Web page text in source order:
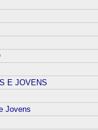
E JOVENS
Jovens